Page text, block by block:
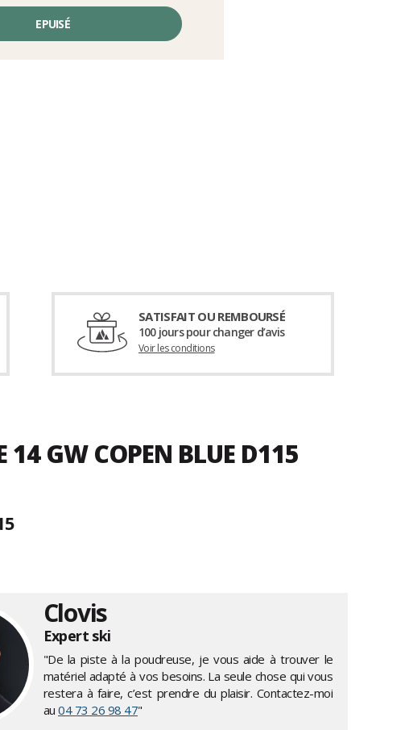
EPUISÉ
SATISFAIT OU REMBOURSÉ
100 jours pour changer d’avis
Voir les conditions
14 GW COPEN BLUE D115
Clovis
Expert ski
"De la piste à la poudreuse, je vous aide à trouver le
matériel adapté à vos besoins. La seule chose qui vous
restera à faire, c’est prendre du plaisir. Contactez-moi
au 04 73 26 98 47"